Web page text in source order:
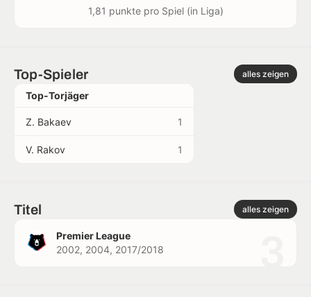
1,81 punkte pro Spiel (in Liga)
Top-Spieler alles zeigen
Top-Torjäger
Z. Bakaev 1
V. Rakov 1
Titel alles zeigen
Premier League
2002, 2004, 2017/2018